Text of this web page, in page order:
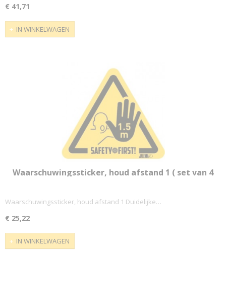
€ 41,71
IN WINKELWAGEN
Waarschuwingssticker, houd afstand 1 ( set van 4
Waarschuwingssticker, houd afstand 1 Duidelijke…
€ 25,22
IN WINKELWAGEN